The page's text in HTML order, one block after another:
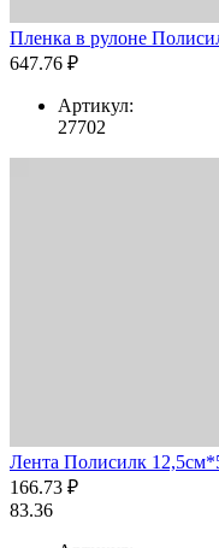
Пленка в рулоне
647.76 ₽
Артикул:
27702
Лента Полисилк
166.73 ₽
83.36